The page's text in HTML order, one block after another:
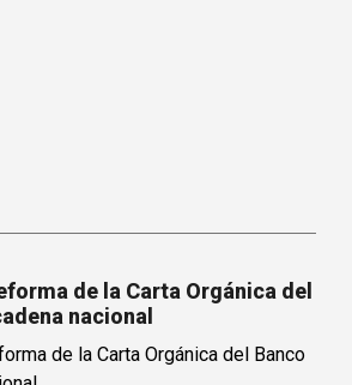
de la Carta Orgánica del
nacional